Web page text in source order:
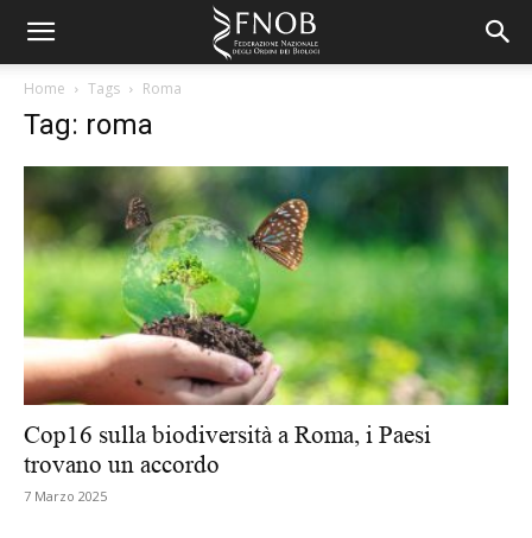
Home Tags Roma
Tag: roma
Cop16 sulla biodiversità a Roma, i Paesi
trovano un accordo
7 Marzo 2025